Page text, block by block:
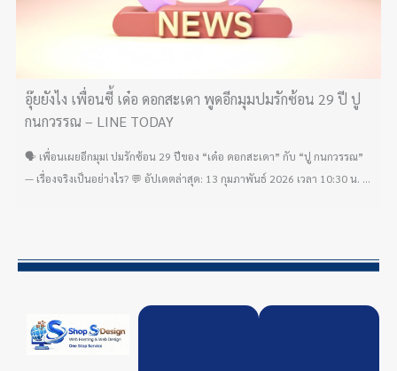
อุ๊ยยังไง เพื่อนซี้ เด๋อ ดอกสะเดา พูดอีกมุมปมรักซ้อน 29 ปี ปู
กนกวรรณ – LINE TODAY
🗣️ เพื่อนเผยอีกมุม! ปมรักซ้อน 29 ปีของ “เด๋อ ดอกสะเดา” กับ “ปู กนกวรรณ”
— เรื่องจริงเป็นอย่างไร? 💬 อัปเดตล่าสุด: 13 กุมภาพันธ์ 2026 เวลา 10:30 น. ...